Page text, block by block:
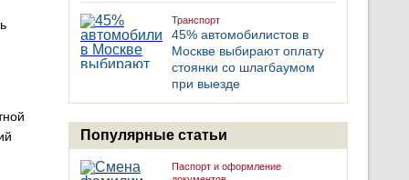
Транспорт
45% автомобилистов в
Москве выбирают оплату
стоянки со шлагбаумом
при выезде
Популярные статьи
Паспорт и оформление